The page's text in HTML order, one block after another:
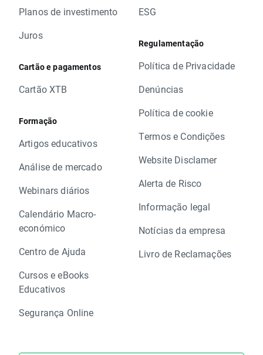
Planos de investimento
Juros
Cartão e pagamentos
Cartão XTB
Formação
Artigos educativos
Análise de mercado
Webinars diários
Calendário Macro-
económico
Centro de Ajuda
Cursos e eBooks
Educativos
Segurança Online
ESG
Regulamentação
Política de Privacidade
Denúncias
Política de cookie
Termos e Condições
Website Disclamer
Alerta de Risco
Informação legal
Notícias da empresa
Livro de Reclamações